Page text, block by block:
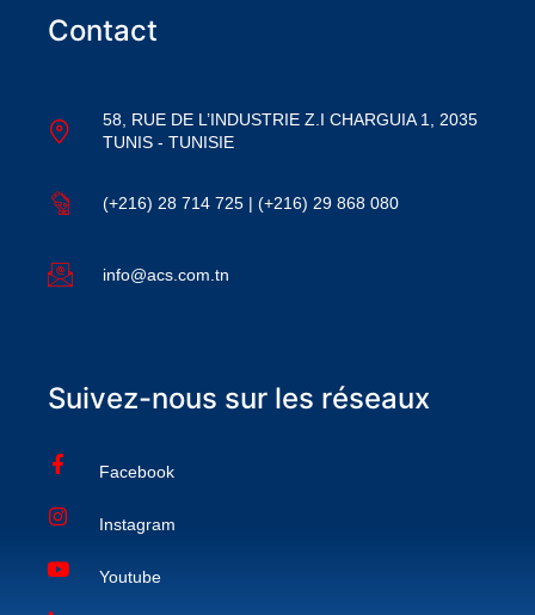
Contact
58, RUE DE L’INDUSTRIE Z.I CHARGUIA 1, 2035
TUNIS - TUNISIE
(+216) 28 714 725 | (+216) 29 868 080
info@acs.com.tn
Suivez-nous sur les réseaux
Facebook
Instagram
Youtube